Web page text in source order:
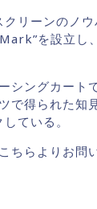
リーンのノウ
を設立し
シングカート
で得られた知
ている。
ちらよりお問